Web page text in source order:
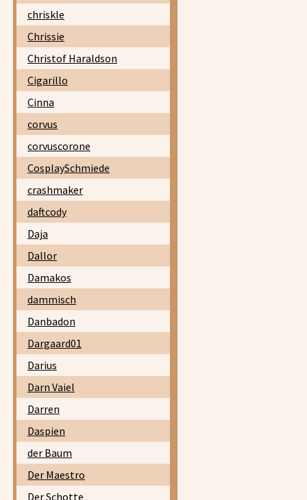
chriskle
Chrissie
Christof Haraldson
Cigarillo
Cinna
corvus
corvuscorone
CosplaySchmiede
crashmaker
daftcody
Daja
Dallor
Damakos
dammisch
Danbadon
Dargaard01
Darius
Darn Vaiel
Darren
Daspien
der Baum
Der Maestro
Der Schotte